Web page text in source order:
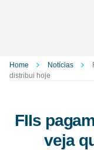
Home Notícias
distribui hoje
FIIs
veja